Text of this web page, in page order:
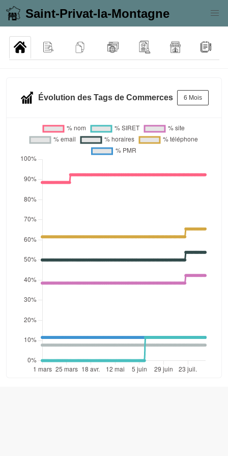
Saint-Privat-la-Montagne
Évolution des Tags de Commerces 6 Mois